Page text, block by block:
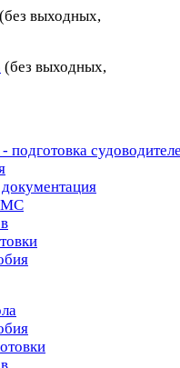
(без выходных,
(без выходных,